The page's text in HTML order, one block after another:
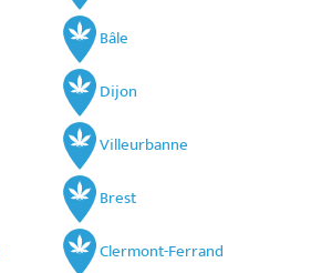
Bâle
Dijon
Villeurbanne
Brest
Clermont-Ferrand